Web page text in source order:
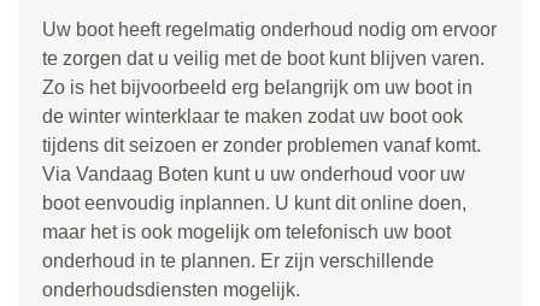
Uw boot heeft regelmatig onderhoud nodig om ervoor
te zorgen dat u veilig met de boot kunt blijven varen.
Zo is het bijvoorbeeld erg belangrijk om uw boot in
de winter winterklaar te maken zodat uw boot ook
tijdens dit seizoen er zonder problemen vanaf komt.
Via Vandaag Boten kunt u uw onderhoud voor uw
boot eenvoudig inplannen. U kunt dit online doen,
maar het is ook mogelijk om telefonisch uw boot
onderhoud in te plannen. Er zijn verschillende
onderhoudsdiensten mogelijk.